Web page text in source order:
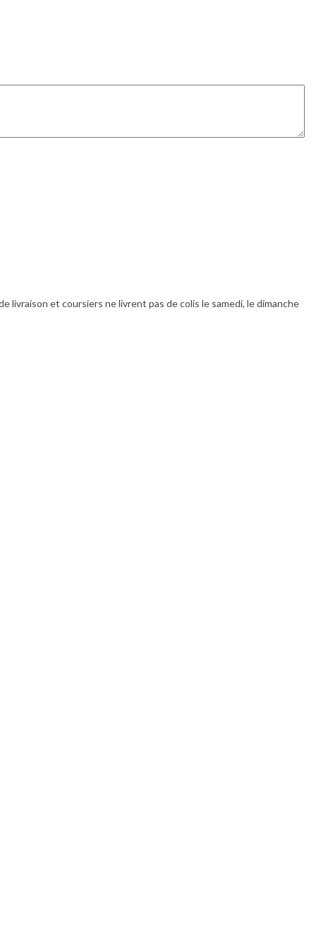
et coursiers ne livrent pas de colis le samedi, le dimanche